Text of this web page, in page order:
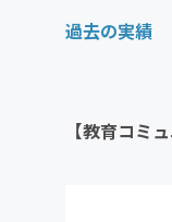
過去の実績
【教育コミ